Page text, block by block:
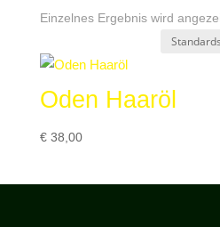
Einzelnes Ergebnis wird
Oden Haaröl
€38,00